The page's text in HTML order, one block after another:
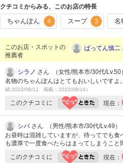
クチコミからみる、このお店の特長
ちゃんぽん 4 スープ 3 名
このお店・スポットの
推薦者
ばってん慎二
シラノ さん （女性/熊本市/30代/Lv.50）
名物のちゃんぽんはとてもおいしいです
稿:2022/08/11 掲載：2022/08/14）
このクチコミに 現在：
シバさん （男性/熊本市/30代/Lv.49）
お昼時は混雑していますが、待ってでも
も濃厚で一度食べたらはまってしまうこと
このクチコミに 現在：